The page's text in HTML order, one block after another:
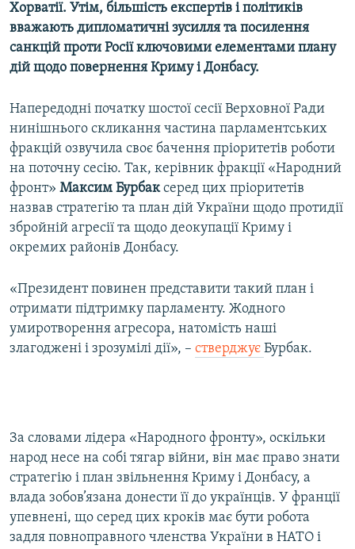
Хорватії. Утім, більшість експертів і політиків
вважають дипломатичні зусилля та посилення
санкцій проти Росії ключовими елементами плану
дій щодо повернення Криму і Донбасу.
Напередодні початку шостої сесії Верховної Ради
нинішнього скликання частина парламентських
фракцій озвучила своє бачення пріоритетів роботи
на поточну сесію. Так, керівник фракції «Народний
фронт» Максим Бурбаксеред цих пріоритетів
назвав стратегію та план дій України щодо протидії
збройній агресії та щодо деокупації Криму і
окремих районів Донбасу.
«Президент повинен представити такий план і
отримати підтримку парламенту. Жодного
умиротворення агресора, натомість наші
злагоджені і зрозумілі дії», – стверджує Бурбак.
За словами лідера «Народного фронту», оскільки
народ несе на собі тягар війни, він має право знати
стратегію і план звільнення Криму і Донбасу, а
влада зобов’язана донести її до українців. У франції
упевнені, що серед цих кроків має бути робота
задля повноправного членства України в НАТО і